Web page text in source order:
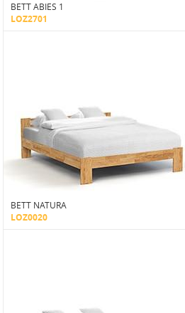
BETT ABIES 1
LOZ2701
BETT NATURA
LOZ0020